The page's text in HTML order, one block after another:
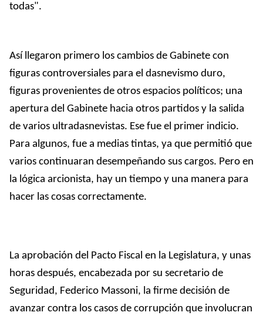
todas".
Así llegaron primero los cambios de Gabinete con
figuras controversiales para el dasnevismo duro,
figuras provenientes de otros espacios políticos; una
apertura del Gabinete hacia otros partidos y la salida
de varios ultradasnevistas. Ese fue el primer indicio.
Para algunos, fue a medias tintas, ya que permitió que
varios continuaran desempeñando sus cargos. Pero en
la lógica arcionista, hay un tiempo y una manera para
hacer las cosas correctamente.
La aprobación del Pacto Fiscal en la Legislatura, y unas
horas después, encabezada por su secretario de
Seguridad, Federico Massoni, la firme decisión de
avanzar contra los casos de corrupción que involucran